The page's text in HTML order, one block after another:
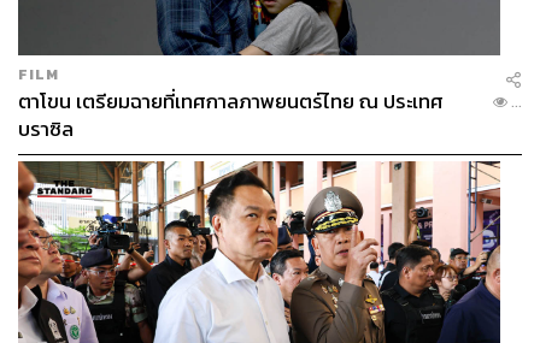
FILM
ตาโขน เตรียมฉายที่เทศกาลภาพยนตร์ไทย ณ ประเทศ
บราซิล
...